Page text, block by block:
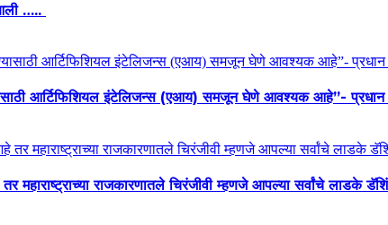
…..
आर्टिफिशियल इंटेलिजन्स (एआय) समजून घेणे आवश्यक आहे”-
महाराष्ट्राच्या राजकारणातले चिरंजीवी म्हणजे आपल्या सर्वांचे लाडके